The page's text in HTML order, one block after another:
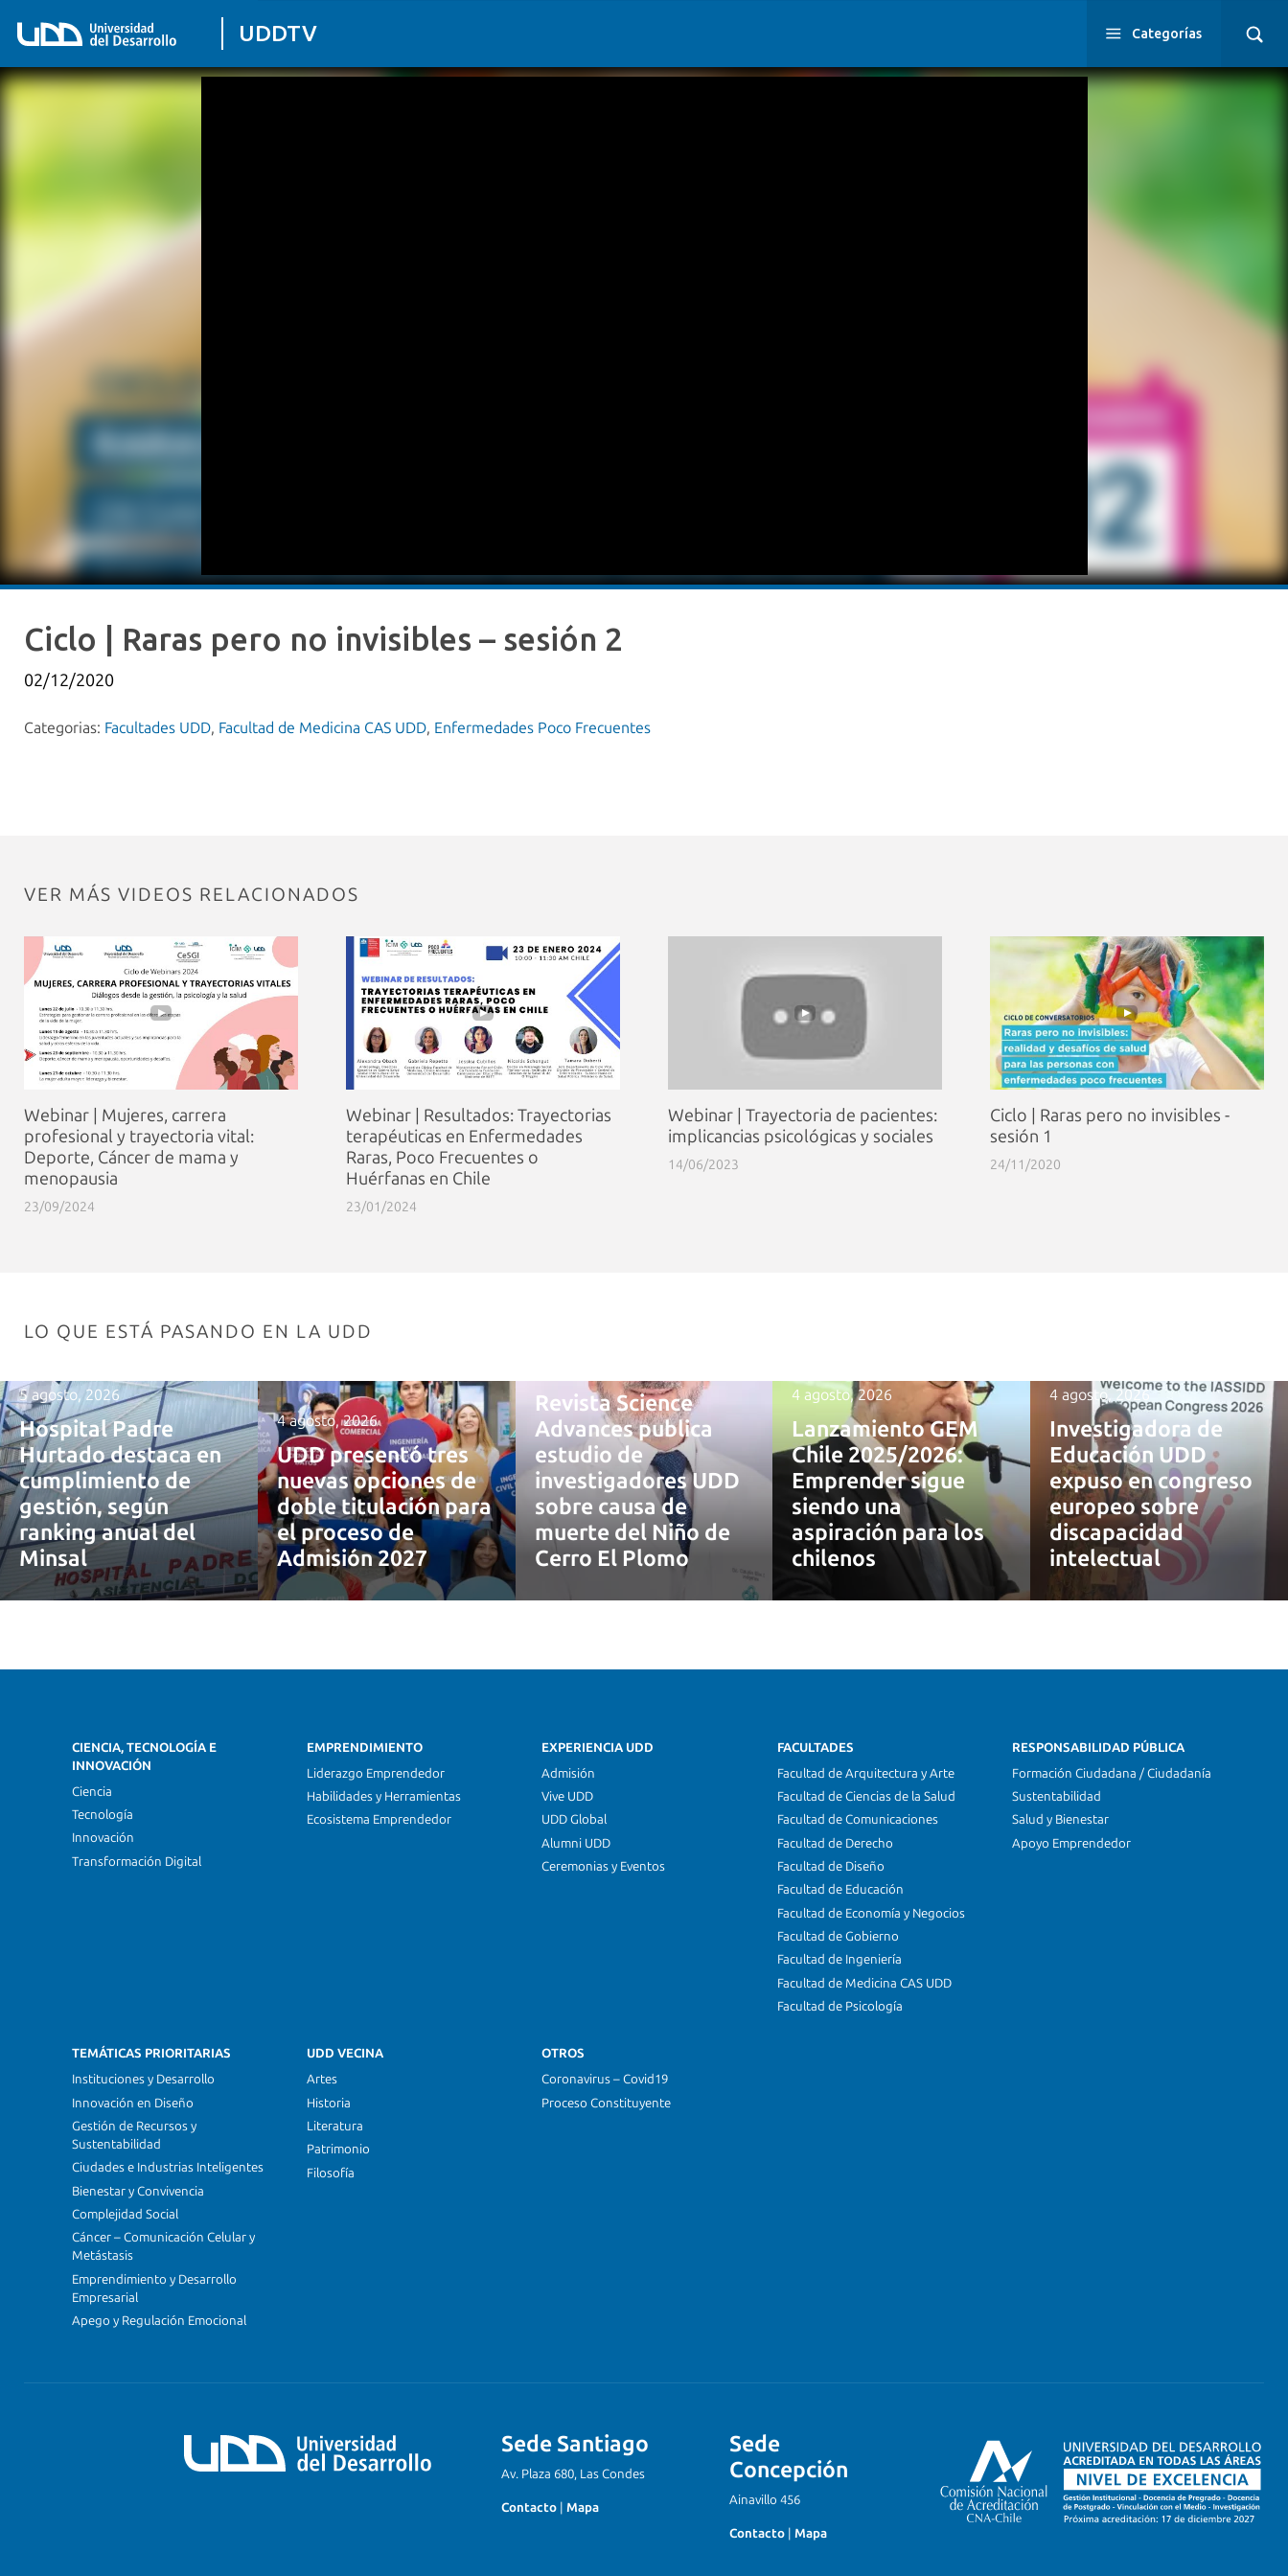
UDDTV Categorías
Ciclo | Raras pero no invisibles – sesión 2
02/12/2020
Categorias: Facultades UDD, Facultad de Medicina CAS UDD, Enfermedades Poco Frecuentes
VER MÁS VIDEOS RELACIONADOS
Webinar | Mujeres, carrera
profesional y trayectoria vital:
Deporte, Cáncer de mama y
menopausia
23/09/2024
Webinar | Resultados: Trayectorias
terapéuticas en Enfermedades
Raras, Poco Frecuentes o
Huérfanas en Chile
23/01/2024
Webinar | Trayectoria de pacientes:
implicancias psicológicas y sociales
14/06/2023
Ciclo | Raras pero no invisibles -
sesión 1
24/11/2020
LO QUE ESTÁ PASANDO EN LA UDD
5 agosto, 2026
Hospital Padre
Hurtado destaca en
cumplimiento de
gestión, según
ranking anual del
Minsal
4 agosto, 2026
UDD presentó tres
nuevas opciones de
doble titulación para
el proceso de
Admisión 2027
Revista Science
Advances publica
estudio de
investigadores UDD
sobre causa de
muerte del Niño de
Cerro El Plomo
4 agosto, 2026
Lanzamiento GEM
Chile 2025/2026:
Emprender sigue
siendo una
aspiración para los
chilenos
4 agosto, 2026
Investigadora de
Educación UDD
expuso en congreso
europeo sobre
discapacidad
intelectual
CIENCIA, TECNOLOGÍA E
INNOVACIÓN
Ciencia
Tecnología
Innovación
Transformación Digital
EMPRENDIMIENTO
Liderazgo Emprendedor
Habilidades y Herramientas
Ecosistema Emprendedor
EXPERIENCIA UDD
Admisión
Vive UDD
UDD Global
Alumni UDD
Ceremonias y Eventos
FACULTADES
Facultad de Arquitectura y Arte
Facultad de Ciencias de la Salud
Facultad de Comunicaciones
Facultad de Derecho
Facultad de Diseño
Facultad de Educación
Facultad de Economía y Negocios
Facultad de Gobierno
Facultad de Ingeniería
Facultad de Medicina CAS UDD
Facultad de Psicología
RESPONSABILIDAD PÚBLICA
Formación Ciudadana / Ciudadanía
Sustentabilidad
Salud y Bienestar
Apoyo Emprendedor
TEMÁTICAS PRIORITARIAS
Instituciones y Desarrollo
Innovación en Diseño
Gestión de Recursos y
Sustentabilidad
Ciudades e Industrias Inteligentes
Bienestar y Convivencia
Complejidad Social
Cáncer – Comunicación Celular y
Metástasis
Emprendimiento y Desarrollo
Empresarial
Apego y Regulación Emocional
UDD VECINA
Artes
Historia
Literatura
Patrimonio
Filosofía
OTROS
Coronavirus – Covid19
Proceso Constituyente
Sede Santiago
Av. Plaza 680, Las Condes
Contacto Mapa
Sede
Concepción
Ainavillo 456
Contacto Mapa